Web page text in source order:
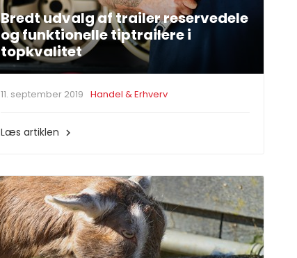
Bredt udvalg af trailer reservedele
og funktionelle tiptrailere i
topkvalitet
11. september 2019 Handel & Erhverv
Læs artiklen 